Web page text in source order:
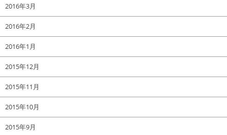
2016年3月
2016年2月
2016年1月
2015年12月
2015年11月
2015年10月
2015年9月